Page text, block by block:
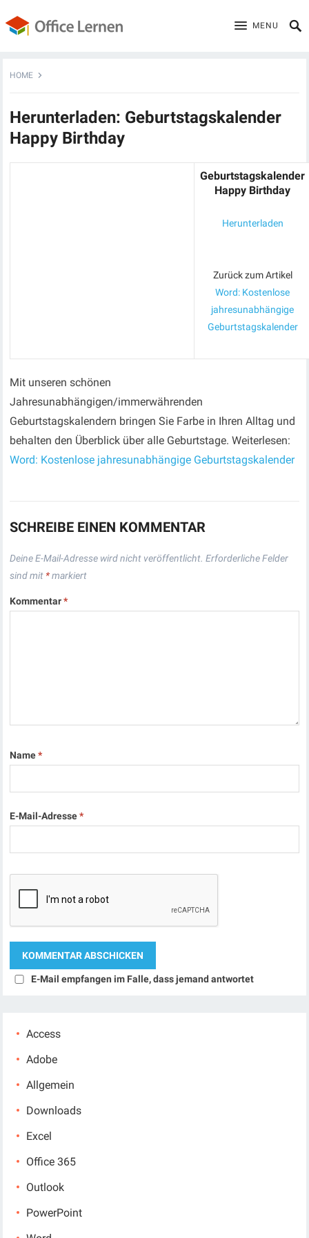
MENU
HOME
Herunterladen: Geburtstagskalender
Happy Birthday
Geburtstagskalender
Happy Birthday
Herunterladen
Zurück zum Artikel
Word: Kostenlose
jahresunabhängige
Geburtstagskalender
Mit unseren schönen
Jahresunabhängigen/immerwährenden
Geburtstagskalendern bringen Sie Farbe in Ihren Alltag und
behalten den Überblick über alle Geburtstage. Weiterlesen:
Word: Kostenlose jahresunabhängige Geburtstagskalender
SCHREIBE EINEN KOMMENTAR
Deine E-Mail-Adresse wird nicht veröffentlicht. Erforderliche Felder
sind mit *markiert
Kommentar*
Name*
E-Mail-Adresse*
E-Mail empfangen im Falle, dass jemand antwortet
Access
Adobe
Allgemein
Downloads
Excel
Office 365
Outlook
PowerPoint